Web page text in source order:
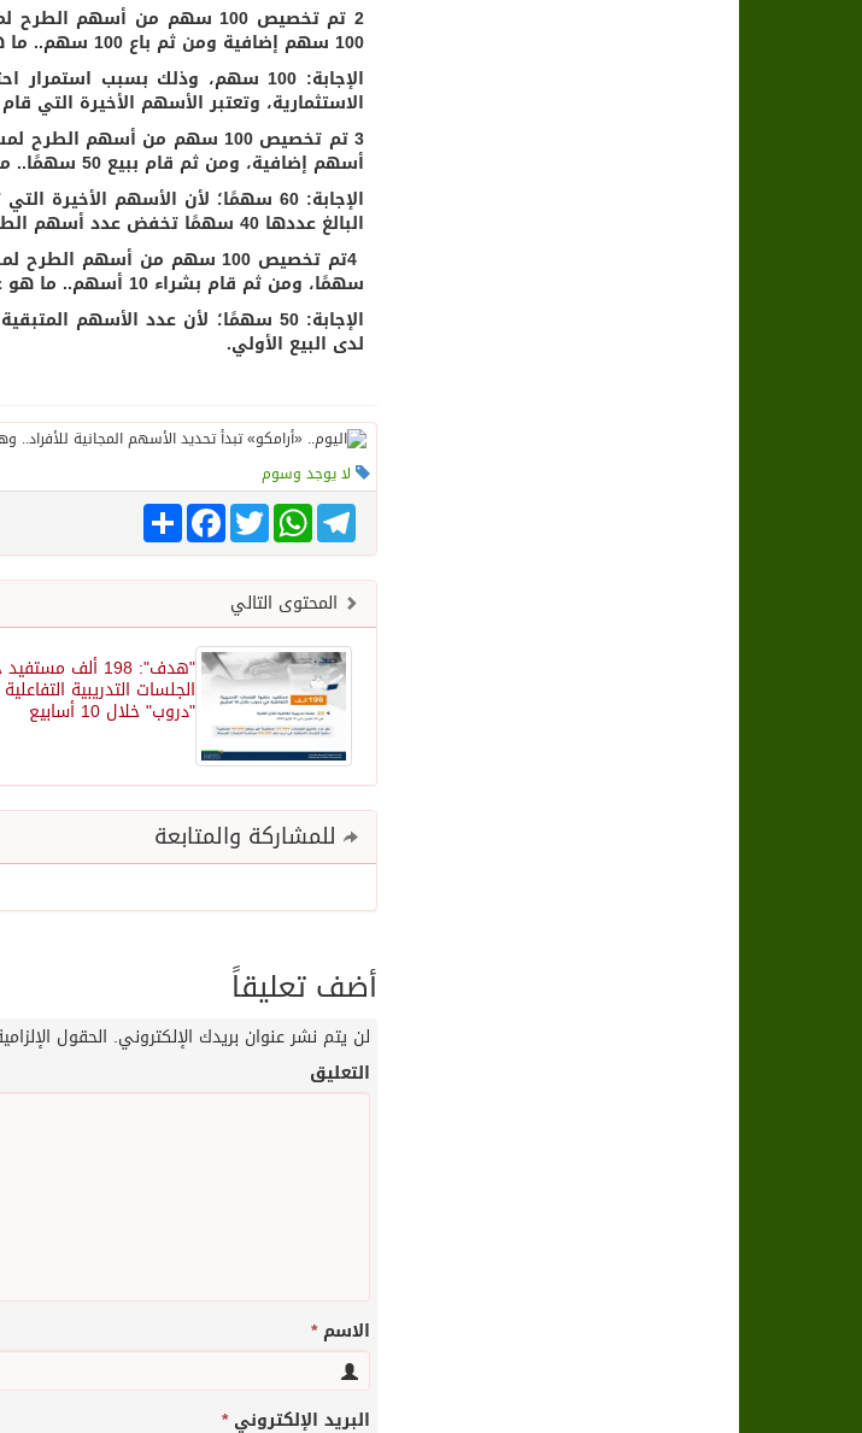
2 تم تخصيص 100 سهم من أسهم
100 سهم إضافية ومن ثم باع 100 سهم.. ما هو عدد الأسهم المستحقة لمنح الأسهم المجانية؟
الإجابة: 100 سهم، وذلك بسبب
الاستثمارية، وتعتبر الأسهم الأخيرة التي
أسهم إضافية، ومن ثم قام ببيع 50 سهمًا.. ما هو عدد الأسهم المستحقة لمنح الأسهم المجانية؟
الإجابة: 60 سهمًا؛ لأن الأسهم
البالغ عددها 40 سهمًا تخفض عدد أسهم الطرح التي تم تخصيصها للمستثمر.
سهمًا، ومن ثم قام بشراء 10 أسهم.. ما هو عدد الأسهم المستحقة لمنح الأسهم المجانية؟
لدى البيع الأولي.
لا يوجد وسوم
انشر
FacebookTwitter
WhatsAppTelegram
المحتوى التالي
"هدف": 198 ألف
الجلسات التدريبية
"دروب" خلال 10 أسابيع
للمشاركة والمتابعة
أضف تعليقاً
لن يتم نشر عنوان بريدك الإلكتروني. الحقول
التعليق
الاسم*
البريد الإلكتروني*